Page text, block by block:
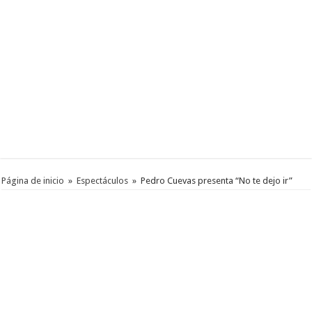
Página de inicio » Espectáculos » Pedro Cuevas presenta “No te dejo ir”